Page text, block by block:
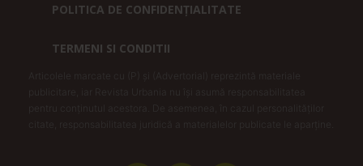
POLITICA DE CONFIDENȚIALITATE
TERMENI SI CONDITII